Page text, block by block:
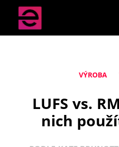
VÝROBA
LUFS vs.
nich